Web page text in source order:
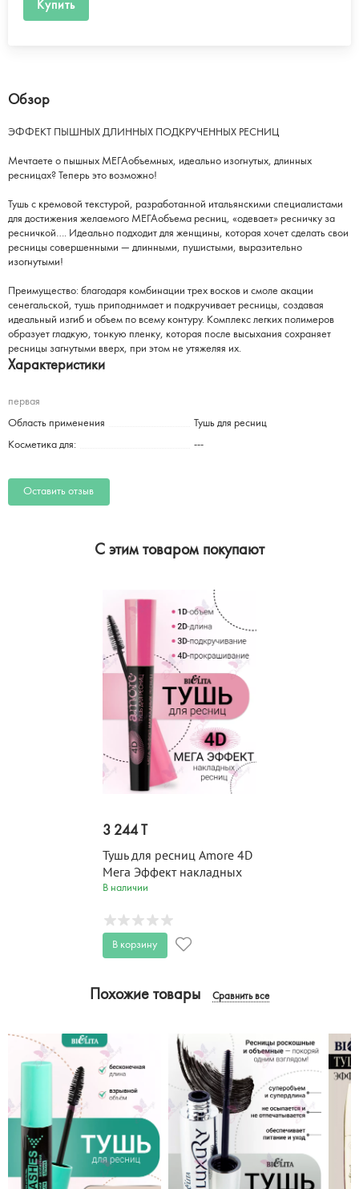
Купить
Обзор
ЭФФЕКТ ПЫШНЫХ ДЛИННЫХ ПОДКРУЧЕННЫХ РЕСНИЦ
Мечтаете о пышных МЕГАобъемных, идеально изогнутых, длинных
ресницах? Теперь это возможно!
Тушь с кремовой текстурой, разработанной итальянскими специалистами
для достижения желаемого МЕГАобъема ресниц, «одевает» ресничку за
ресничкой…. Идеально подходит для женщины, которая хочет сделать свои
ресницы совершенными — длинными, пушистыми, выразительно
изогнутыми!
Преимущество: благодаря комбинации трех восков и смоле акации
сенегальской, тушь приподнимает и подкручивает ресницы, создавая
идеальный изгиб и объем по всему контуру. Комплекс легких полимеров
образует гладкую, тонкую пленку, которая после высыхания сохраняет
ресницы загнутыми вверх, при этом не утяжеляя их.
Характеристики
первая
Область применения Тушь для ресниц
Косметика для: ---
Оставить отзыв
C этим товаром покупают
3 244 T
Тушь для ресниц Amore 4D
Мега Эффект накладных
ресниц 10 мл
В наличии
В корзину
Похожие товары Сравнить все